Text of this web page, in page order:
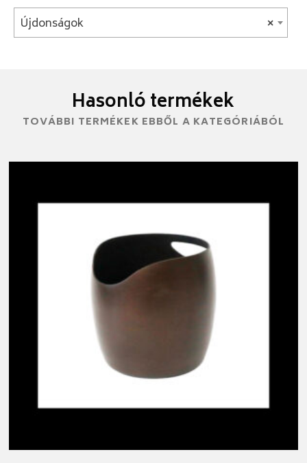
×
Újdonságok
Hasonló termékek
TOVÁBBI TERMÉKEK EBBŐL A KATEGÓRIÁBÓL